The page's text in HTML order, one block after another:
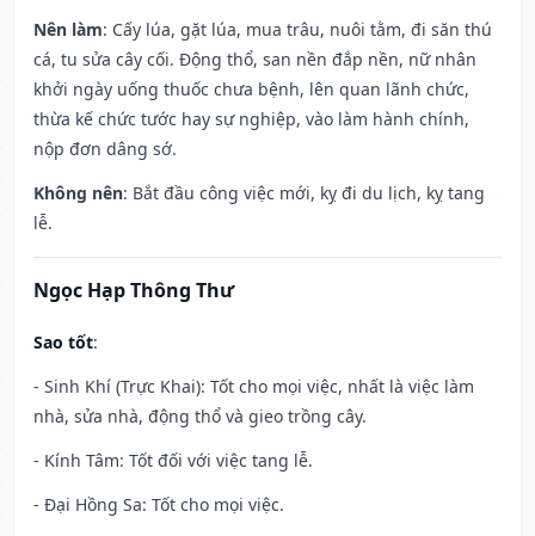
Nên làm: Cấy lúa, gặt lúa, mua trâu, nuôi tằm, đi săn thú
cá, tu sửa cây cối. Động thổ, san nền đắp nền, nữ nhân
khởi ngày uống thuốc chưa bệnh, lên quan lãnh chức,
thừa kế chức tước hay sự nghiệp, vào làm hành chính,
nộp đơn dâng sớ.
Không nên: Bắt đầu công việc mới, kỵ đi du lịch, kỵ tang
lễ.
Ngọc Hạp Thông Thư
Sao tốt:
- Sinh Khí (Trực Khai): Tốt cho mọi việc, nhất là việc làm
nhà, sửa nhà, động thổ và gieo trồng cây.
- Kính Tâm: Tốt đối với việc tang lễ.
- Đại Hồng Sa: Tốt cho mọi việc.